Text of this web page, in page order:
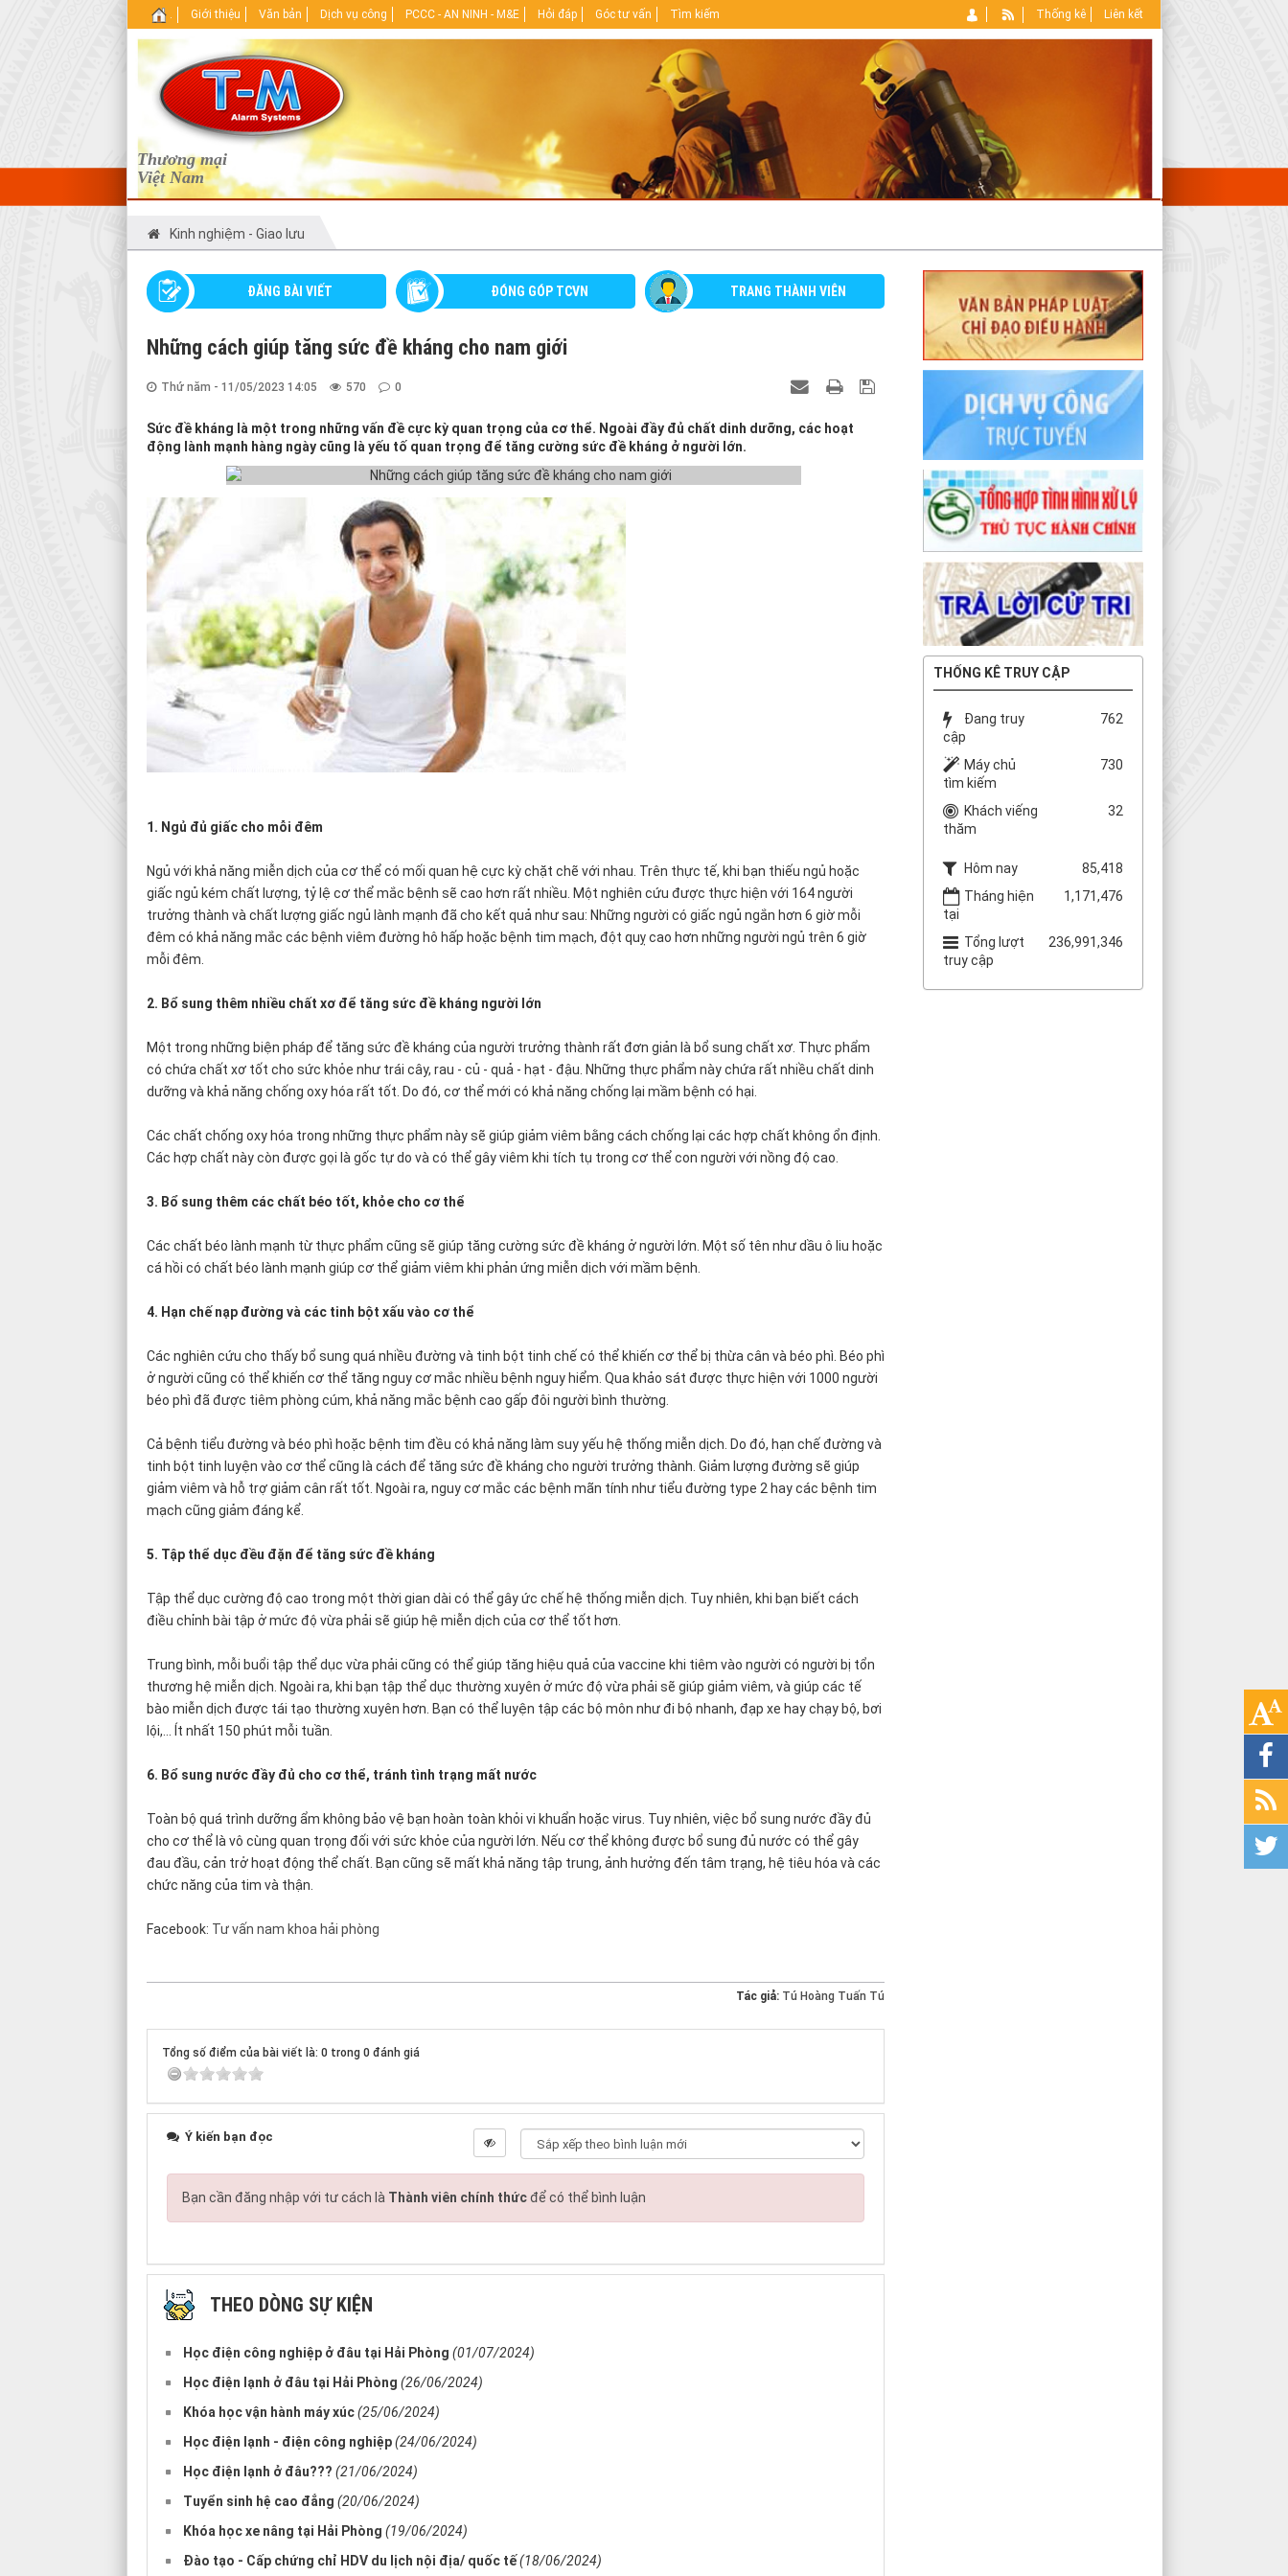
Thương mại
Việt Nam
. Giới thiệu Văn bản Dịch vụ công PCCC - AN NINH - M&E Hỏi đáp Góc tư vấn Tìm kiếm Thống kê Liên kết
Kinh nghiệm - Giao lưu
ĐĂNG BÀI VIẾT ĐÓNG GÓP TCVN TRANG THÀNH VIÊN
Những cách giúp tăng sức đề kháng cho nam giới
Thứ năm - 11/05/2023 14:05 570 0
Sức đề kháng là một trong những vấn đề cực kỳ quan trọng của cơ thể. Ngoài đầy đủ chất dinh dưỡng, các hoạt
động lành mạnh hàng ngày cũng là yếu tố quan trọng để tăng cường sức đề kháng ở người lớn.
1. Ngủ đủ giấc cho mỗi đêm
Ngủ với khả năng miễn dịch của cơ thể có mối quan hệ cực kỳ chặt chẽ với nhau. Trên thực tế, khi bạn thiếu ngủ hoặc
giấc ngủ kém chất lượng, tỷ lệ cơ thể mắc bệnh sẽ cao hơn rất nhiều. Một nghiên cứu được thực hiện với 164 người
trưởng thành và chất lượng giấc ngủ lành mạnh đã cho kết quả như sau: Những người có giấc ngủ ngắn hơn 6 giờ mỗi
đêm có khả năng mắc các bệnh viêm đường hô hấp hoặc bệnh tim mạch, đột quỵ cao hơn những người ngủ trên 6 giờ
mỗi đêm.
2. Bổ sung thêm nhiều chất xơ để tăng sức đề kháng người lớn
Một trong những biện pháp để tăng sức đề kháng của người trưởng thành rất đơn giản là bổ sung chất xơ. Thực phẩm
có chứa chất xơ tốt cho sức khỏe như trái cây, rau - củ - quả - hạt - đậu. Những thực phẩm này chứa rất nhiều chất dinh
dưỡng và khả năng chống oxy hóa rất tốt. Do đó, cơ thể mới có khả năng chống lại mầm bệnh có hại.
Các chất chống oxy hóa trong những thực phẩm này sẽ giúp giảm viêm bằng cách chống lại các hợp chất không ổn định.
Các hợp chất này còn được gọi là gốc tự do và có thể gây viêm khi tích tụ trong cơ thể con người với nồng độ cao.
3. Bổ sung thêm các chất béo tốt, khỏe cho cơ thể
Các chất béo lành mạnh từ thực phẩm cũng sẽ giúp tăng cường sức đề kháng ở người lớn. Một số tên như dầu ô liu hoặc
cá hồi có chất béo lành mạnh giúp cơ thể giảm viêm khi phản ứng miễn dịch với mầm bệnh.
4. Hạn chế nạp đường và các tinh bột xấu vào cơ thể
Các nghiên cứu cho thấy bổ sung quá nhiều đường và tinh bột tinh chế có thể khiến cơ thể bị thừa cân và béo phì. Béo phì
ở người cũng có thể khiến cơ thể tăng nguy cơ mắc nhiều bệnh nguy hiểm. Qua khảo sát được thực hiện với 1000 người
béo phì đã được tiêm phòng cúm, khả năng mắc bệnh cao gấp đôi người bình thường.
Cả bệnh tiểu đường và béo phì hoặc bệnh tim đều có khả năng làm suy yếu hệ thống miễn dịch. Do đó, hạn chế đường và
tinh bột tinh luyện vào cơ thể cũng là cách để tăng sức đề kháng cho người trưởng thành. Giảm lượng đường sẽ giúp
giảm viêm và hỗ trợ giảm cân rất tốt. Ngoài ra, nguy cơ mắc các bệnh mãn tính như tiểu đường type 2 hay các bệnh tim
mạch cũng giảm đáng kể.
5. Tập thể dục đều đặn để tăng sức đề kháng
Tập thể dục cường độ cao trong một thời gian dài có thể gây ức chế hệ thống miễn dịch. Tuy nhiên, khi bạn biết cách
điều chỉnh bài tập ở mức độ vừa phải sẽ giúp hệ miễn dịch của cơ thể tốt hơn.
Trung bình, mỗi buổi tập thể dục vừa phải cũng có thể giúp tăng hiệu quả của vaccine khi tiêm vào người có người bị tổn
thương hệ miễn dịch. Ngoài ra, khi bạn tập thể dục thường xuyên ở mức độ vừa phải sẽ giúp giảm viêm, và giúp các tế
bào miễn dịch được tái tạo thường xuyên hơn. Bạn có thể luyện tập các bộ môn như đi bộ nhanh, đạp xe hay chạy bộ, bơi
lội,... Ít nhất 150 phút mỗi tuần.
6. Bổ sung nước đầy đủ cho cơ thể, tránh tình trạng mất nước
Toàn bộ quá trình dưỡng ẩm không bảo vệ bạn hoàn toàn khỏi vi khuẩn hoặc virus. Tuy nhiên, việc bổ sung nước đầy đủ
cho cơ thể là vô cùng quan trọng đối với sức khỏe của người lớn. Nếu cơ thể không được bổ sung đủ nước có thể gây
đau đầu, cản trở hoạt động thể chất. Bạn cũng sẽ mất khả năng tập trung, ảnh hưởng đến tâm trạng, hệ tiêu hóa và các
chức năng của tim và thận.
Facebook: Tư vấn nam khoa hải phòng
Tác giả: Tú Hoàng Tuấn Tú
Tổng số điểm của bài viết là: 0 trong 0 đánh giá
Ý kiến bạn đọc
Bạn cần đăng nhập với tư cách là Thành viên chính thứcđể có thể bình luận
THEO DÒNG SỰ KIỆN
Học điện công nghiệp ở đâu tại Hải Phòng (01/07/2024)
Học điện lạnh ở đâu tại Hải Phòng (26/06/2024)
Khóa học vận hành máy xúc(25/06/2024)
Học điện lạnh - điện công nghiệp(24/06/2024)
Học điện lạnh ở đâu??? (21/06/2024)
Tuyển sinh hệ cao đẳng (20/06/2024)
Khóa học xe nâng tại Hải Phòng (19/06/2024)
Đào tạo - Cấp chứng chỉ HDV du lịch nội địa/ quốc tế(18/06/2024)
THỐNG KÊ TRUY CẬP
Đang truy
cập
762
Máy chủ
tìm kiếm
730
Khách viếng
thăm
32
Hôm nay
85,418
Tháng hiện
tại
1,171,476
Tổng lượt
truy cập
236,991,346